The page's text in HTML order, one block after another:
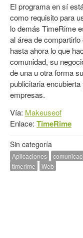
El programa en sí
como requisito para
lo demás TimeRime
al área de
hasta ahora lo que
comunidad, su
de una u otra forma
publicitaria
empresas.
Vía: Makeuseof
Enlace: TimeRime
Sin categoría
Aplicaciones
timerime
Web